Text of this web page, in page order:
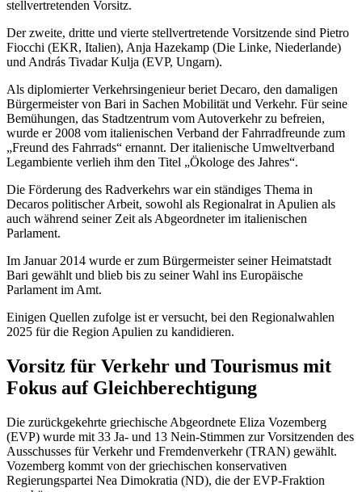
stellvertretenden Vorsitz.
Der zweite, dritte und vierte stellvertretende Vorsitzende sind Pietro
Fiocchi (EKR, Italien), Anja Hazekamp (Die Linke, Niederlande)
und András Tivadar Kulja (EVP, Ungarn).
Als diplomierter Verkehrsingenieur beriet Decaro, den damaligen
Bürgermeister von Bari in Sachen Mobilität und Verkehr. Für seine
Bemühungen, das Stadtzentrum vom Autoverkehr zu befreien,
wurde er 2008 vom italienischen Verband der Fahrradfreunde zum
„Freund des Fahrrads“ ernannt. Der italienische Umweltverband
Legambiente verlieh ihm den Titel „Ökologe des Jahres“.
Die Förderung des Radverkehrs war ein ständiges Thema in
Decaros politischer Arbeit, sowohl als Regionalrat in Apulien als
auch während seiner Zeit als Abgeordneter im italienischen
Parlament.
Im Januar 2014 wurde er zum Bürgermeister seiner Heimatstadt
Bari gewählt und blieb bis zu seiner Wahl ins Europäische
Parlament im Amt.
Einigen Quellen zufolge ist er versucht, bei den Regionalwahlen
2025 für die Region Apulien zu kandidieren.
Vorsitz für Verkehr und Tourismus mit
Fokus auf Gleichberechtigung
Die zurückgekehrte griechische Abgeordnete Eliza Vozemberg
(EVP) wurde mit 33 Ja- und 13 Nein-Stimmen zur Vorsitzenden des
Ausschusses für Verkehr und Fremdenverkehr (TRAN) gewählt.
Vozemberg kommt von der griechischen konservativen
Regierungspartei Nea Dimokratia (ND), die der EVP-Fraktion